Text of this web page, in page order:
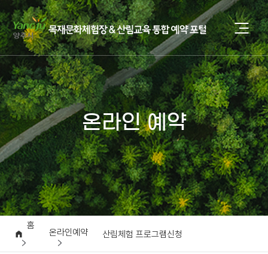
온라인 예약
홈
온라인예약 산림체험 프로그램신청